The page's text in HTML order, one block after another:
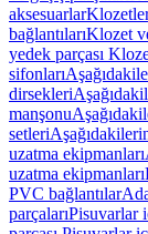
aksesuarlar
bağlantılarıKlozet
yedek parçası
sifonları
dirsekleri
manşonu
setleri
uzatma ekipmanları
uzatma ekipmanları
PVC bağlantılar
parçalarıPisuvarlar